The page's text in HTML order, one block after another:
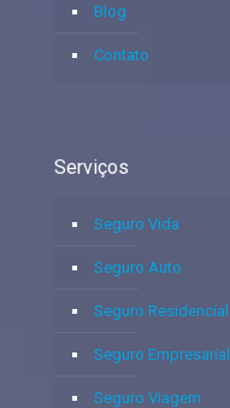
Blog
Contato
Serviços
Seguro Vida
Seguro Auto
Seguro Residencial
Seguro Empresarial
Seguro Viagem